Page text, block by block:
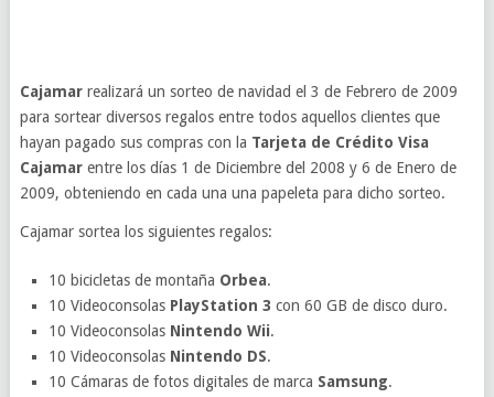
Cajamarrealizará un sorteo de navidad el 3 de Febrero de 2009
para sortear diversos regalos entre todos aquellos clientes que
hayan pagado sus compras con la Tarjeta de Crédito Visa
Cajamarentre los días 1 de Diciembre del 2008 y 6 de Enero de
2009, obteniendo en cada una una papeleta para dicho sorteo.
Cajamar sortea los siguientes regalos:
10 bicicletas de montaña Orbea.
10 Videoconsolas PlayStation 3 con 60 GB de disco duro.
10 Videoconsolas Nintendo Wii.
10 Videoconsolas Nintendo DS.
10 Cámaras de fotos digitales de marca Samsung.